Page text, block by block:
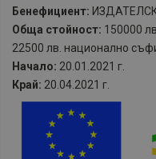
Бенефициент:
Обща стойност: 150000
22500 лв. национално
Начало: 20.01.2021 г.
Край: 20.04.2021 г.